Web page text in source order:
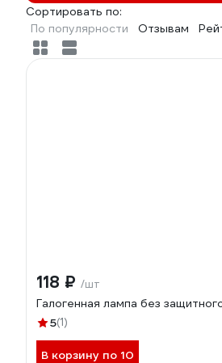
Сортировать по:
По популярности
Отзывам
118 ₽ /шт
Галогенная лампа без
5(1)
В корзину по 10